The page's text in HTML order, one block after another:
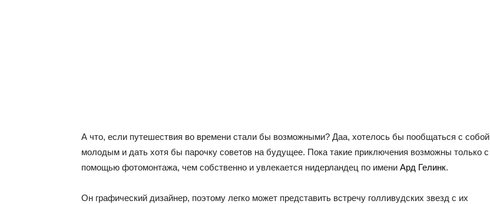
А что, если путешествия во времени стали бы возможными? Даа, хотелось бы пообщаться с собой
молодым и дать хотя бы парочку советов на будущее. Пока такие приключения возможны только с
помощью фотомонтажа, чем собственно и увлекается нидерландец по имени Ард Гелинк.
Он графический дизайнер, поэтому легко может представить встречу голливудских звезд с их